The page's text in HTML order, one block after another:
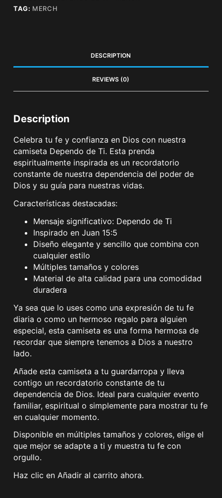
TAG: MERCH
DESCRIPTION
REVIEWS (0)
Description
Celebra tu fe y confianza en Dios con nuestra
camiseta Dependo de Ti. Esta prenda
espiritualmente inspirada es un recordatorio
constante de nuestra dependencia del poder de
Dios y su guía para nuestras vidas.
Características destacadas:
Mensaje significativo: Dependo de Ti
Inspirado en Juan 15:5
Diseño elegante y sencillo que combina con
cualquier estilo
Múltiples tamaños y colores
Material de alta calidad para una comodidad
duradera
Ya sea que lo uses como una expresión de tu fe
diaria o como un hermoso regalo para alguien
especial, esta camiseta es una forma hermosa de
recordar que siempre tenemos a Dios a nuestro
lado.
Añade esta camiseta a tu guardarropa y lleva
contigo un recordatorio constante de tu
dependencia de Dios. Ideal para cualquier evento
familiar, espiritual o simplemente para mostrar tu fe
en cualquier momento.
Disponible en múltiples tamaños y colores, elige el
que mejor se adapte a ti y muestra tu fe con
orgullo.
Haz clic en Añadir al carrito ahora.